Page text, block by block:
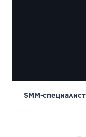
SMM-специалист